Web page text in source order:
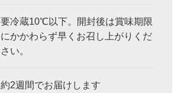
要冷蔵10℃以下。開封後は賞味期限
にかかわらず早くお召し上がりくだ
さい。
約2週間でお届けします